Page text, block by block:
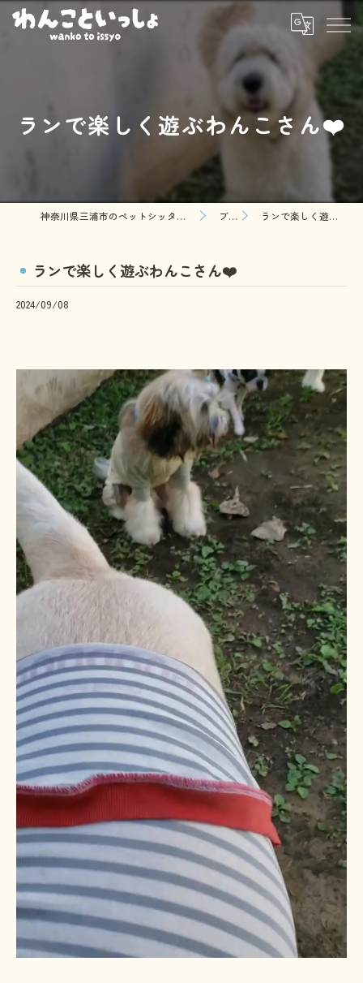
ランで楽しく遊ぶわんこさん❤️
神奈川県三浦市のペットシッターならわんこといっしょ ブログ ランで楽しく遊ぶわんこさん❤️
ランで楽しく遊ぶわんこさん❤️
2024/09/08